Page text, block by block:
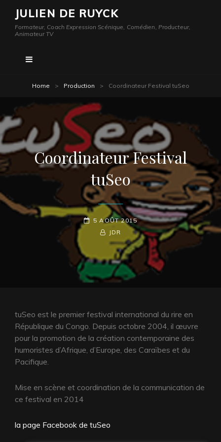
JULIEN DE RUYCK
Formateur, Coach Expression Scénique, Comédien, Producteur,
Animateur TV
Home > Production > Coordinateur Festival tuSeo
Coordinateur Festival
tuSeo
POSTED-
5 AOÛT 2015
BY
LINE
BYLINE
JDR
tuSeo est le premier festival international du rire en
République du Congo. Depuis octobre 2004, il œuvre
pour la promotion de la création contemporaine des
humoristes d’Afrique, d’Europe, des Caraïbes et du
Pacifique.
Mise en scène et coordination de la communication de
ce festival en 2014
la page Facebook de tuSeo